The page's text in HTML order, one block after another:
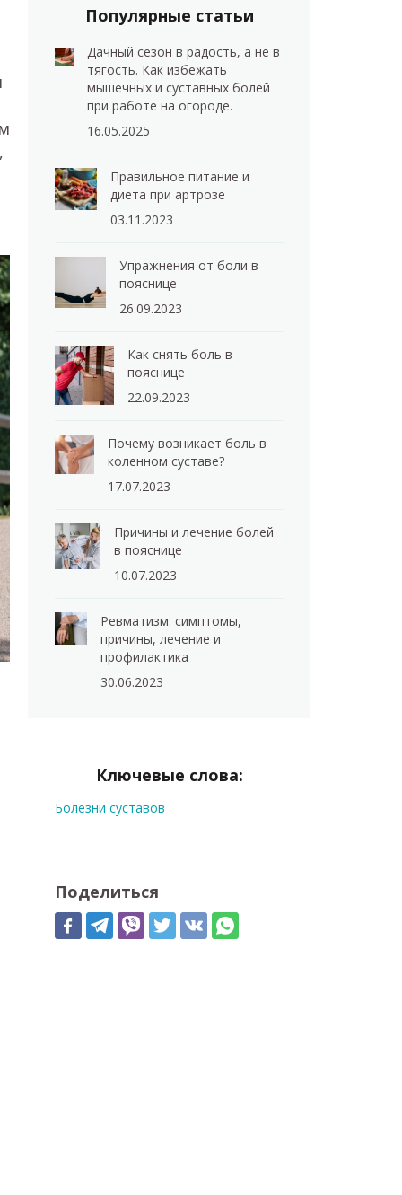
Популярные статьи
Дачный сезон в радость, а не в
тягость. Как избежать
мышечных и суставных болей
при работе на огороде.
16.05.2025
Правильное питание и
диета при артрозе
03.11.2023
Упражнения от боли в
пояснице
26.09.2023
Как снять боль в
пояснице
22.09.2023
Почему возникает боль в
коленном суставе?
17.07.2023
Причины и лечение болей
в пояснице
10.07.2023
Ревматизм: симптомы,
причины, лечение и
профилактика
30.06.2023
Ключевые слова:
Болезни суставов
Поделиться